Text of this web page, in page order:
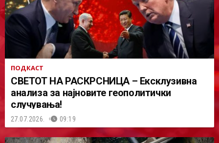
ПОДКАСТ
СВЕТОТ НА РАСКРСНИЦА – Ексклузивна
анализа за најновите геополитички
случувања!
27.07.2026. 09:19